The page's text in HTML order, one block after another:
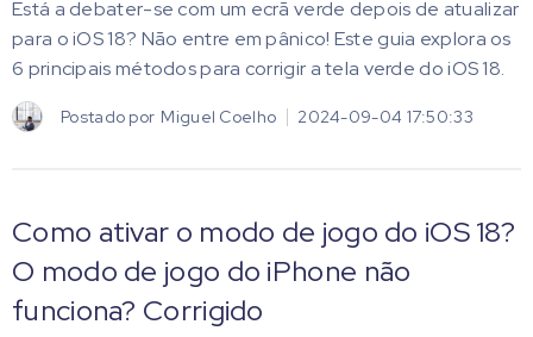
Está a debater-se com um ecrã verde depois de atualizar
para o iOS 18? Não entre em pânico! Este guia explora os
6 principais métodos para corrigir a tela verde do iOS 18.
Postado por Miguel Coelho 2024-09-04 17:50:33
Como ativar o modo de jogo do iOS 18?
O modo de jogo do iPhone não
funciona? Corrigido